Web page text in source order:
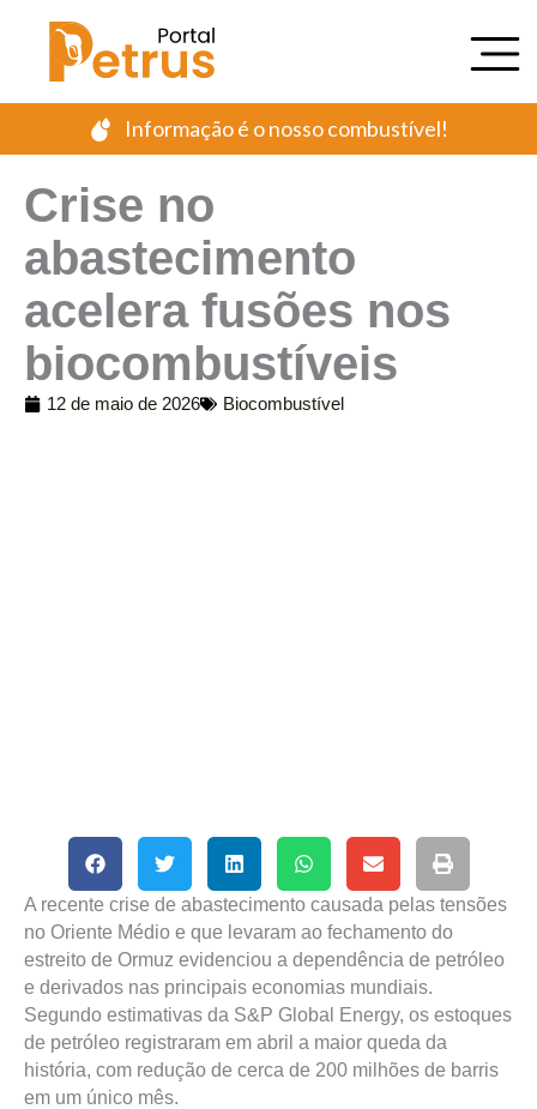
Informação é o nosso combustível!
Crise no
abastecimento
acelera fusões nos
biocombustíveis
12 de maio de 2026 Biocombustível
A recente crise de abastecimento causada pelas tensões
no Oriente Médio e que levaram ao fechamento do
estreito de Ormuz evidenciou a dependência de petróleo
e derivados nas principais economias mundiais.
Segundo estimativas da S&P Global Energy, os estoques
de petróleo registraram em abril a maior queda da
história, com redução de cerca de 200 milhões de barris
em um único mês.